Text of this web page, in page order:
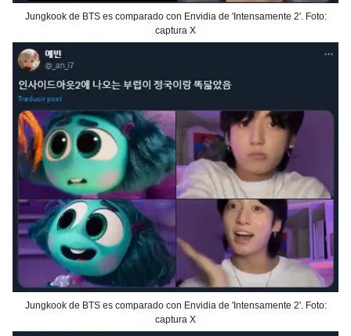
Jungkook de BTS es comparado con Envidia de 'Intensamente 2'. Foto:
captura X
Jungkook de BTS es comparado con Envidia de 'Intensamente 2'. Foto:
captura X